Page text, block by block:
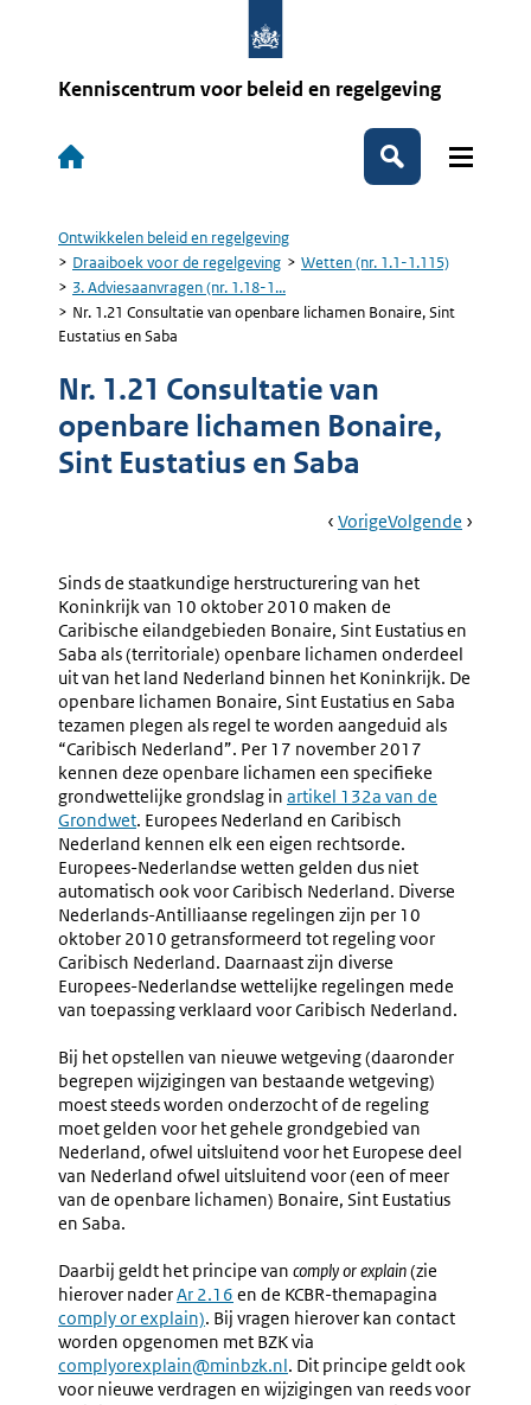
Kenniscentrum voor beleid en regelgeving
Hoofdnavigatie
Zoeken
Kruimelpad
Ontwikkelen beleid en regelgeving
Draaiboek voor de regelgeving
Wetten (nr. 1.1-1.115)
3. Adviesaanvragen (nr. 1.18-1...
Nr. 1.21 Consultatie van openbare lichamen Bonaire, Sint
Eustatius en Saba
Nr. 1.21 Consultatie van
openbare lichamen Bonaire,
Sint Eustatius en Saba
Book
Ga
VorigePagina:
Het
Vragen
Van
Advies
Ga
Volgende Pagina:
De
Sinds de staatkundige herstructurering van het
Koninkrijk van 10 oktober 2010 maken de
Caribische eilandgebieden Bonaire, Sint Eustatius en
Saba als (territoriale) openbare lichamen onderdeel
uit van het land Nederland binnen het Koninkrijk. De
openbare lichamen Bonaire, Sint Eustatius en Saba
tezamen plegen als regel te worden aangeduid als
“Caribisch Nederland”. Per 17 november 2017
kennen deze openbare lichamen een specifieke
grondwettelijke grondslag in Externe
link:
artikel 132a van de
Grondwet. Europees Nederland en Caribisch
Nederland kennen elk een eigen rechtsorde.
Europees-Nederlandse wetten gelden dus niet
automatisch ook voor Caribisch Nederland. Diverse
Nederlands-Antilliaanse regelingen zijn per 10
oktober 2010 getransformeerd tot regeling voor
Caribisch Nederland. Daarnaast zijn diverse
Europees-Nederlandse wettelijke regelingen mede
van toepassing verklaard voor Caribisch Nederland.
Bij het opstellen van nieuwe wetgeving (daaronder
begrepen wijzigingen van bestaande wetgeving)
moest steeds worden onderzocht of de regeling
moet gelden voor het gehele grondgebied van
Nederland, ofwel uitsluitend voor het Europese deel
van Nederland ofwel uitsluitend voor (een of meer
van de openbare lichamen) Bonaire, Sint Eustatius
en Saba.
Daarbij geldt het principe van comply or explain(zie
hierover naderAr 2.16 en de KCBR-themapagina
comply or explain). Bij vragen hierover kan contact
worden opgenomen met BZK via
complyorexplain@minbzk.nl. Dit principe geldt ook
voor nieuwe verdragen en wijzigingen van reeds voor